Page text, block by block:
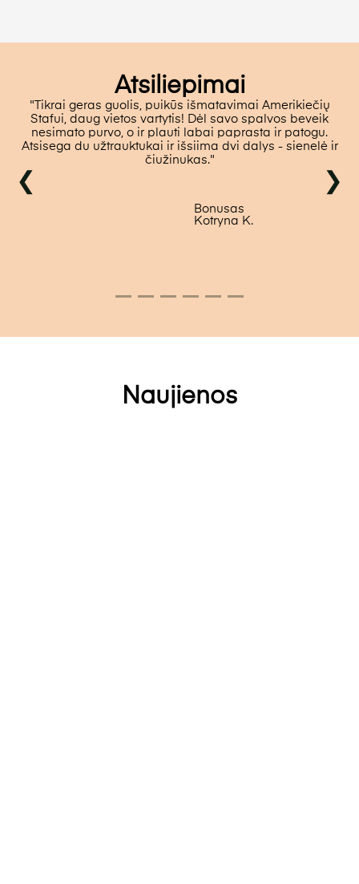
Atsiliepimai
"Tikrai geras guolis, puikūs išmatavimai Amerikiečių
Stafui, daug vietos vartytis! Dėl savo spalvos beveik
nesimato purvo, o ir plauti labai paprasta ir patogu.
Atsisega du užtrauktukai ir išsiima dvi dalys - sienelė ir
čiužinukas."
Bonusas
Kotryna K.
❮ ❯
Naujienos